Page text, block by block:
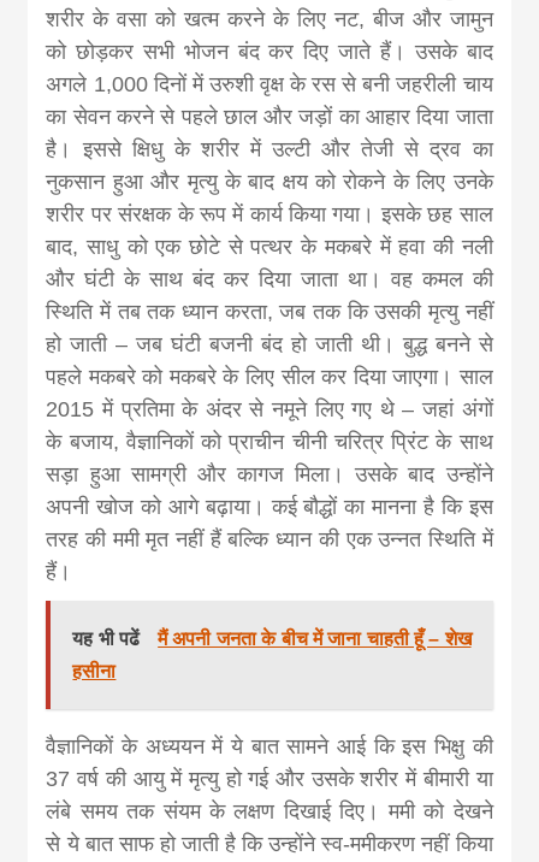
शरीर के वसा को खत्म करने के लिए नट, बीज और जामुन
को छोड़कर सभी भोजन बंद कर दिए जाते हैं। उसके बाद
अगले 1,000 दिनों में उरुशी वृक्ष के रस से बनी जहरीली चाय
का सेवन करने से पहले छाल और जड़ों का आहार दिया जाता
है। इससे क्षिधु के शरीर में उल्टी और तेजी से द्रव का
नुकसान हुआ और मृत्यु के बाद क्षय को रोकने के लिए उनके
शरीर पर संरक्षक के रूप में कार्य किया गया। इसके छह साल
बाद, साधु को एक छोटे से पत्थर के मकबरे में हवा की नली
और घंटी के साथ बंद कर दिया जाता था। वह कमल की
स्थिति में तब तक ध्यान करता, जब तक कि उसकी मृत्यु नहीं
हो जाती – जब घंटी बजनी बंद हो जाती थी। बुद्ध बनने से
पहले मकबरे को मकबरे के लिए सील कर दिया जाएगा। साल
2015 में प्रतिमा के अंदर से नमूने लिए गए थे – जहां अंगों
के बजाय, वैज्ञानिकों को प्राचीन चीनी चरित्र प्रिंट के साथ
सड़ा हुआ सामग्री और कागज मिला। उसके बाद उन्होंने
अपनी खोज को आगे बढ़ाया। कई बौद्धों का मानना है कि इस
तरह की ममी मृत नहीं हैं बल्कि ध्यान की एक उन्नत स्थिति में
हैं।
यह भी पढें
मैं अपनी जनता के बीच में जाना चाहती हूँ – शेख
हसीना
वैज्ञानिकों के अध्ययन में ये बात सामने आई कि इस भिक्षु की
37 वर्ष की आयु में मृत्यु हो गई और उसके शरीर में बीमारी या
लंबे समय तक संयम के लक्षण दिखाई दिए। ममी को देखने
से ये बात साफ हो जाती है कि उन्होंने स्व-ममीकरण नहीं किया